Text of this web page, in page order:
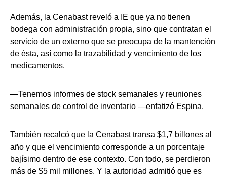
Además, la Cenabast reveló a IE que ya no tienen
bodega con administración propia, sino que contratan el
servicio de un externo que se preocupa de la mantención
de ésta, así como la trazabilidad y vencimiento de los
medicamentos.
—Tenemos informes de stock semanales y reuniones
semanales de control de inventario —enfatizó Espina.
También recalcó que la Cenabast transa $1,7 billones al
año y que el vencimiento corresponde a un porcentaje
bajísimo dentro de ese contexto. Con todo, se perdieron
más de $5 mil millones. Y la autoridad admitió que es